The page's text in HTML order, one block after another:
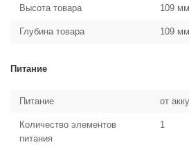
Высота товара 109 мм
Глубина товара 109 мм
Питание
Питание от
Количество элементов
питания
1